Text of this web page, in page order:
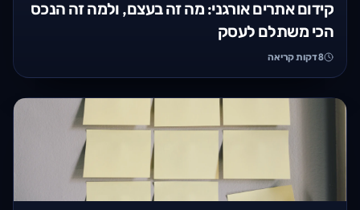
קידום אתרים אורגני: מה זה בעצם, ולמה זה הנכס
הכי משתלם לעסק
8דקות קריאה